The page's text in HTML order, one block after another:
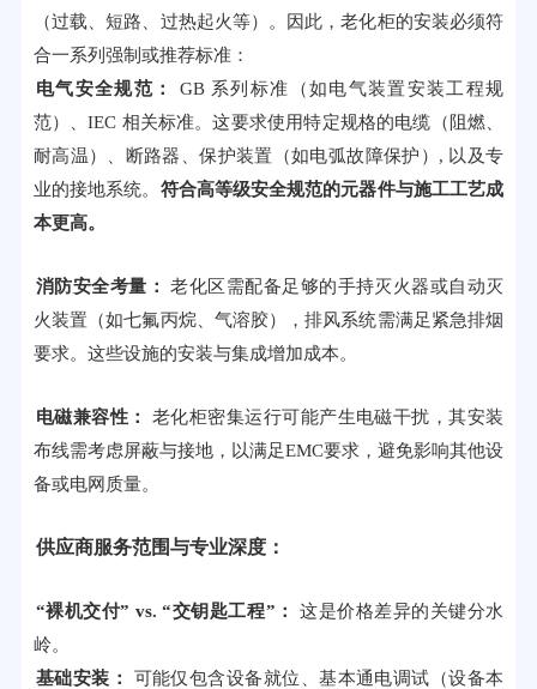
（过载、短路、过热起火等）。因此，老化柜的安装必须符
合一系列强制或推荐标准：
电气安全规范：
GB 系列标准（如电气装置安装工程规
范）、IEC 相关标准。这要求使用特定规格的电缆（阻燃、
耐高温）、断路器、保护装置（如电弧故障保护）, 以及专
业的接地系统。 符合高等级安全规范的元器件与施工工艺成
本更高。
消防安全考量：
老化区需配备足够的手持灭火器或自动灭
火装置（如七氟丙烷、气溶胶），排风系统需满足紧急排烟
要求。这些设施的安装与集成增加成本。
电磁兼容性：
老化柜密集运行可能产生电磁干扰，其安装
布线需考虑屏蔽与接地，以满足EMC要求，避免影响其他设
备或电网质量。
供应商服务范围与专业深度：
“裸机交付” vs. “交钥匙工程”：
这是价格差异的关键分水
岭。
基础安装：
可能仅包含设备就位、基本通电调试（设备本